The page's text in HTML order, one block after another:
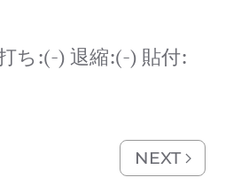
ち:(-) 退縮:(-) 貼付:
NEXT